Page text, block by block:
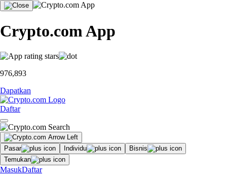
Crypto.com App
976,893
Dapatkan
Daftar
Pasar Individu
Bisnis
Temukan
MasukDaftar